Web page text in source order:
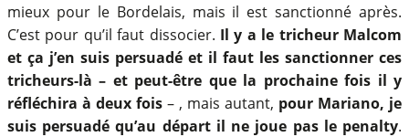
mieux pour le Bordelais, mais il est sanctionné après.
C’est pour qu’il faut dissocier. Il y a le tricheur Malcom
et ça j’en suis persuadé et il faut les sanctionner ces
tricheurs-là – et peut-être que la prochaine fois il y
réfléchira à deux fois – , mais autant, pour Mariano, je
suis persuadé qu’au départ il ne joue pas le penalty.